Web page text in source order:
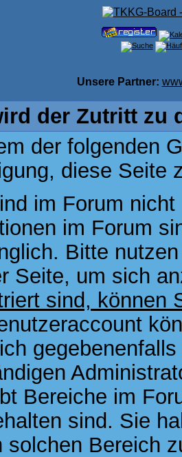
Unsere Partner:
der Zutritt zu
der folgenden
diese Seite
im Forum
im Forum
Bitte
Seite, um sich
sind, können
Bereiche im
sind. Sie
solchen Bereich